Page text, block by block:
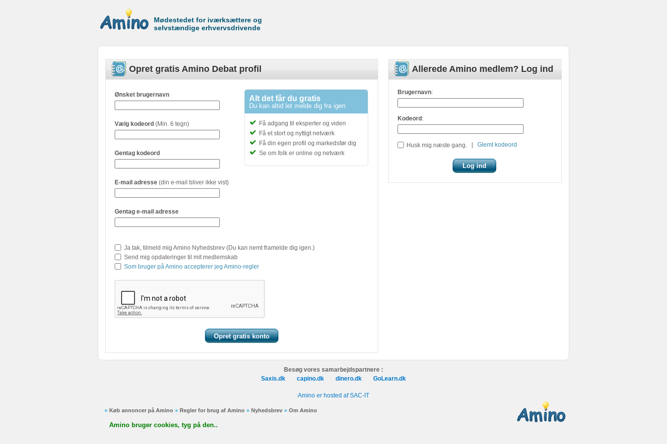
Mødestedet for iværksættere og
selvstændige erhvervsdrivende
Allerede Amino medlem? Log ind
Brugernavn:
Kodeord :
Husk mig næste gang. Glemt kodeord
Opret gratis Amino Debat profil
Alt det får du gratis
Du kan altid let melde dig fra igen
Få adgang til eksperter og viden
Få et stort og nyttigt netværk
Få din egen profil og markedsfør dig
Se om folk er online og netværk
Ønsket brugernavn
Vælg kodeord (Min. 6 tegn)
Gentag kodeord
E-mail adresse (din e-mail bliver ikke vist)
Gentag e-mail adresse
Ja tak, tilmeld mig Amino Nyhedsbrev (Du kan nemt framelde dig igen.)
Send mig opdateringer til mit medlemskab
Som bruger på Amino accepterer jeg Amino-regler
Besøg vores samarbejdspartnere :
Saxis.dk
capino.dk dinero.dk GoLearn.dk
Amino er hosted af SAC-IT
Køb annoncer på Amino Regler for brug af Amino Nyhedsbrev Om Amino
Amino bruger cookies, tyg på den..